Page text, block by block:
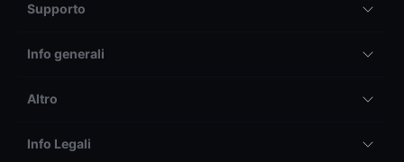
Supporto
Info generali
Altro
Info Legali